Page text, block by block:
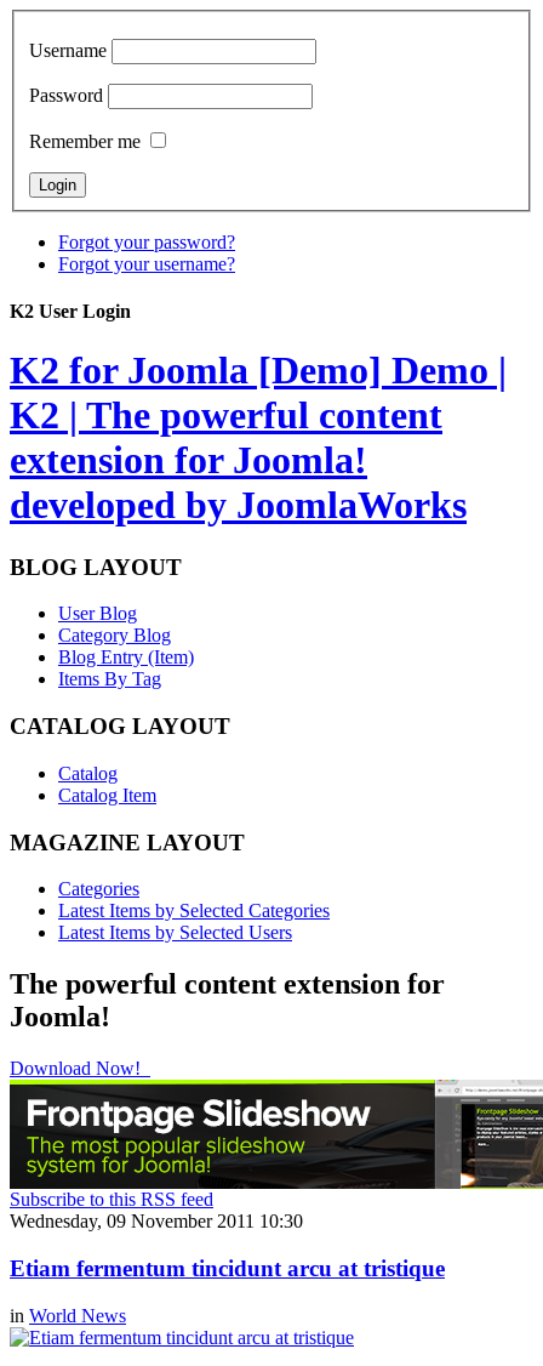
Username
Password
Remember me
Forgot your password?
Forgot your username?
K2 User Login
K2 for Joomla [Demo] Demo |
K2 | The powerful content
extension for Joomla!
developed by JoomlaWorks
BLOG LAYOUT
User Blog
Category Blog
Blog Entry (Item)
Items By Tag
CATALOG LAYOUT
Catalog
Catalog Item
MAGAZINE LAYOUT
Categories
Latest Items by Selected Categories
Latest Items by Selected Users
The powerful content extension for
Joomla!
Download Now!
Subscribe to this RSS feed
Wednesday, 09 November 2011 10:30
Etiam fermentum tincidunt arcu at tristique
in World News